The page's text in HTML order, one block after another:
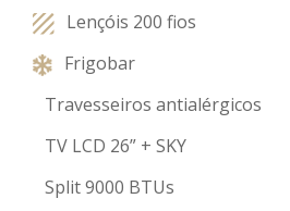
Lençóis 200 fios
Frigobar
Travesseiros antialérgicos
TV LCD 26” + SKY
Split 9000 BTUs